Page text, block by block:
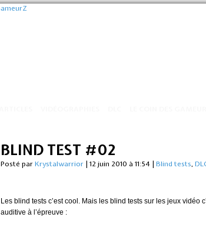
BLIND TEST #02
Posté parKrystalwarrior | 12 juin 2010 à 11:54 | Blind tests,
Les blind tests c’est cool. Mais les blind tests sur les jeux vidéo
auditive à l’épreuve :